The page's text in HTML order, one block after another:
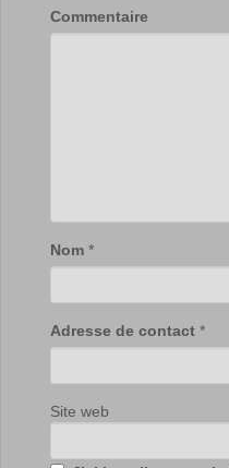
Commentaire
Nom *
Adresse de contact *
Site web